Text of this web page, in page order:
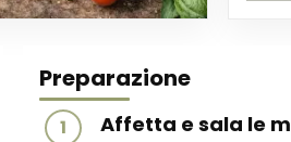
Preparazione
1 Affetta e sala le